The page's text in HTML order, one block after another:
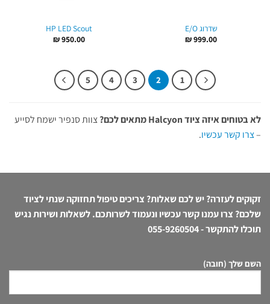
שדרוג E/O
₪999.00
HP LED Scout
₪950.00
1
2
3
4
5
לא בטוחים איזה ציוד Halcyon מתאים לכם?
צוות סנפיר ישמח לסייע
–צרו קשר עכשיו.
זקוקים לעזרה? יש לכם שאלות? צריכים טיפול תחזוקה שנתי לציוד
שלכם? צרו עמנו קשר עכשיו ונעמוד לשרותכם. לשאלות ושירות נגיש
תוכלו להתקשר -055-9260504
השם שלך (חובה)